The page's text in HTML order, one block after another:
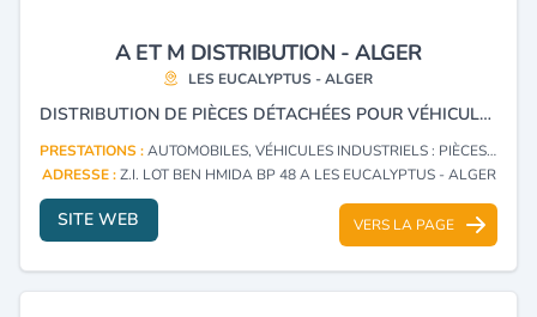
A ET M DISTRIBUTION - ALGER
LES EUCALYPTUS - ALGER
DISTRIBUTION DE PIÈCES DÉTACHÉES POUR VÉHICULES INDUSTRIELS ET LOURDS.
PRESTATIONS :AUTOMOBILES, VÉHICULES INDUSTRIELS : PIÈCES DE RECHANGE ET ACCESSOIRES (COMMERCE)
ADRESSE :Z.I. LOT BEN HMIDA BP 48 A LES EUCALYPTUS - ALGER
SITE WEB VERS LA PAGE